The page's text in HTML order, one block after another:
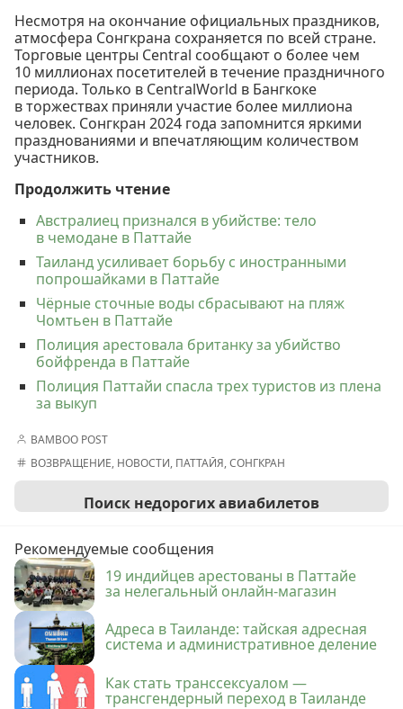
Несмотря на окончание официальных праздников,
атмосфера Сонгкрана сохраняется по всей стране.
Торговые центры Central сообщают о более чем
10 миллионах посетителей в течение праздничного
периода. Только в CentralWorld в Бангкоке
в торжествах приняли участие более миллиона
человек. Сонгкран 2024 года запомнится яркими
празднованиями и впечатляющим количеством
участников.
Продолжить чтение
Австралиец признался в убийстве: тело
в чемодане в Паттайе
Таиланд усиливает борьбу с иностранными
попрошайками в Паттайе
Чёрные сточные воды сбрасывают на пляж
Чомтьен в Паттайе
Полиция арестовала британку за убийство
бойфренда в Паттайе
Полиция Паттайи спасла трех туристов из плена
за выкуп
BAMBOO POST
ВОЗВРАЩЕНИЕ, НОВОСТИ, ПАТТАЙЯ,СОНГКРАН
Поиск недорогих авиабилетов
Рекомендуемые сообщения
19 индийцев арестованы в Паттайе
за нелегальный онлайн-магазин
Адреса в Таиланде: тайская адресная
система и административное деление
Как стать транссексуалом —
трансгендерный переход в Таиланде